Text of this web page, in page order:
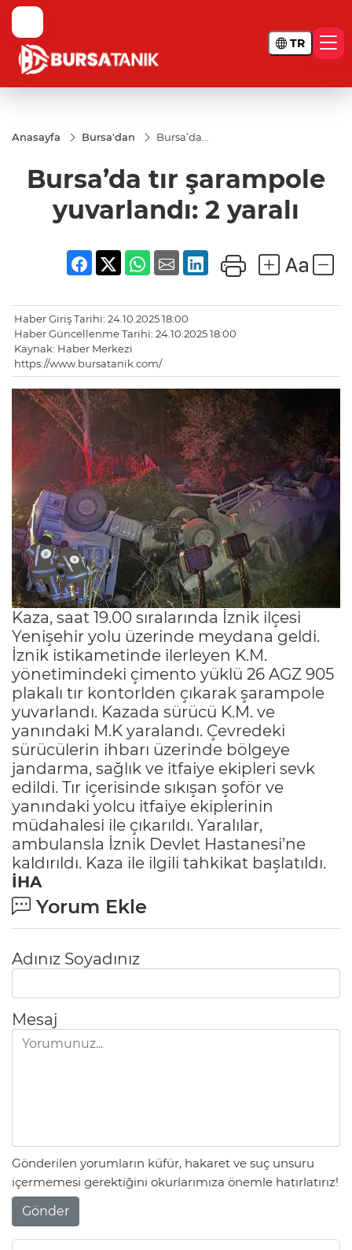
TR
Anasayfa Bursa'dan
Bursa’da
yuvarlandı:
2 yaralı
Bursa’da tır şarampole
yuvarlandı: 2 yaralı
Haber Giriş Tarihi: 24.10.2025 18:00
Haber Güncellenme Tarihi: 24.10.2025 18:00
Kaynak: Haber Merkezi
https://www.bursatanik.com/
Kaza, saat 19.00 sıralarında İznik ilçesi
Yenişehir yolu üzerinde meydana geldi.
İznik istikametinde ilerleyen K.M.
yönetimindeki çimento yüklü 26 AGZ 905
plakalı tır kontorlden çıkarak şarampole
yuvarlandı. Kazada sürücü K.M. ve
yanındaki M.K yaralandı. Çevredeki
sürücülerin ihbarı üzerinde bölgeye
jandarma, sağlık ve itfaiye ekipleri sevk
edildi. Tır içerisinde sıkışan şoför ve
yanındaki yolcu itfaiye ekiplerinin
müdahalesi ile çıkarıldı. Yaralılar,
ambulansla İznik Devlet Hastanesi’ne
kaldırıldı. Kaza ile ilgili tahkikat başlatıldı.
İHA
Yorum Ekle
Adınız Soyadınız
Mesaj
Gönderilen yorumların küfür, hakaret ve suç unsuru
içermemesi gerektiğini okurlarımıza önemle hatırlatırız!
Gönder